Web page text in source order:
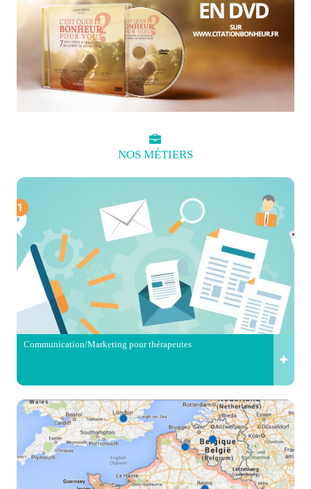
NOS MÉTIERS
Communication/Marketing pour thérapeutes